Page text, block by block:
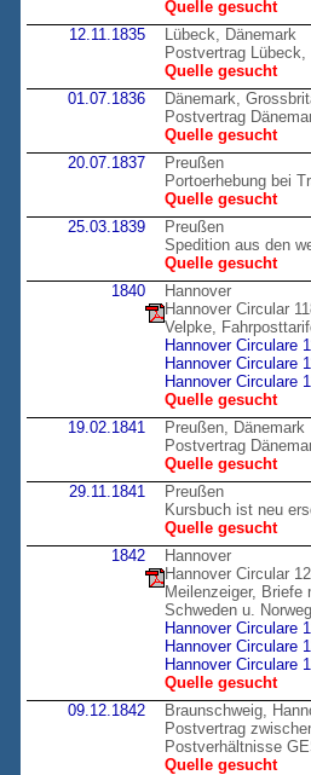
Quelle gesucht
12.11.1835
Lübeck, Dänemark
Postvertrag Lübeck,
Quelle gesucht
01.07.1836
Dänemark,
Postvertrag
Quelle gesucht
20.07.1837
Preußen
Portoerhebung bei
Quelle gesucht
25.03.1839
Preußen
Spedition aus den
Quelle gesucht
1840
Hannover
Hannover Circular
Velpke,
Hannover Circulare
Hannover Circulare
Hannover Circulare
Quelle gesucht
19.02.1841
Preußen, Dänemark
Postvertrag
Quelle gesucht
29.11.1841
Preußen
Kursbuch ist neu
Quelle gesucht
1842
Hannover
Hannover Circular
Meilenzeiger,
Schweden u.
Hannover Circulare
Hannover Circulare
Hannover Circulare
Quelle gesucht
09.12.1842
Braunschweig,
Postvertrag
Postverhältnisse
Quelle gesucht